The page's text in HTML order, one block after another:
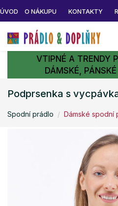
ÚVOD O NÁKUPU KONTAKTY
VTIPNÉ A TRENDY
DÁMSKÉ,
Podprsenka s
Spodní prádlo Dámské spodní